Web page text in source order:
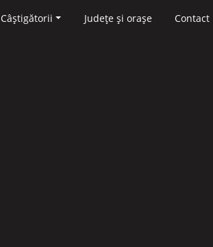
Câștigătorii Județe și orașe Contact